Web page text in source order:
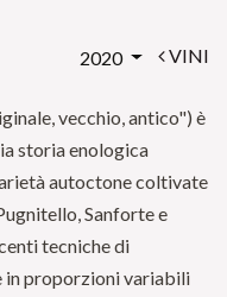
2020 VINI
vecchio, antico") è
storia enologica
autoctone coltivate
Sanforte e
tecniche di
in proporzioni variabili